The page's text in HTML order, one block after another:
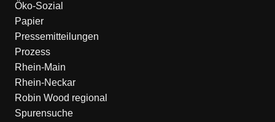
Öko-Sozial
Papier
Pressemitteilungen
Prozess
Rhein-Main
Rhein-Neckar
Robin Wood regional
Spurensuche